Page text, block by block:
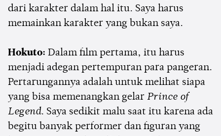
dari karakter dalam hal itu. Saya harus
memainkan karakter yang bukan saya.
Hokuto: Dalam film pertama, itu harus
menjadi adegan pertempuran para pangeran.
Pertarungannya adalah untuk melihat siapa
yang bisa memenangkan gelar Prince of
Legend. Saya sedikit malu saat itu karena ada
begitu banyak performer dan figuran yang